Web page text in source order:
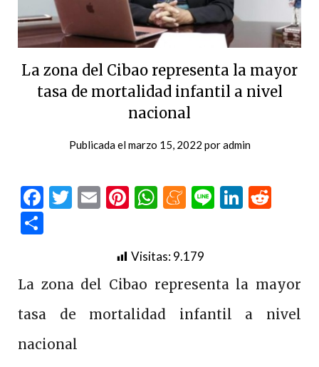
La zona del Cibao representa la mayor
tasa de mortalidad infantil a nivel
nacional
Publicada elmarzo 15, 2022 poradmin
Facebook
Twitter
EmailPinterest
WhatsApp
Meneame
Line
Visitas:9.179
La zona del Cibao representa la mayor
tasa de mortalidad infantil a nivel
nacional